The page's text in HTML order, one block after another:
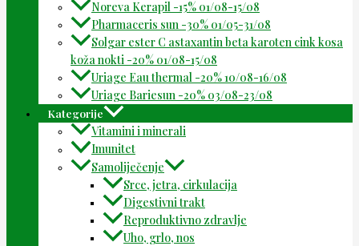
Noreva Kerapil -15% 01/08-15/08
Pharmaceris sun -30% 01/05-31/08
Solgar ester C astaxantin beta karoten cink kosa
koža nokti -20% 01/08-15/08
Uriage Eau thermal -20% 10/08-16/08
Uriage Bariesun -20% 03/08-23/08
Kategorije
Vitamini i minerali
Imunitet
Samoliječenje
Srce, jetra, cirkulacija
Digestivni trakt
Reproduktivno zdravlje
Uho, grlo, nos